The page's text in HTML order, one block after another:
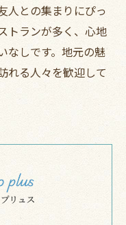
人との集まりにぴっ
トランが多く、心地
なしです。地元の魅
れる人々を歓迎して